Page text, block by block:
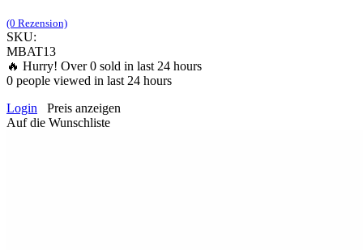
(0 Rezension)
SKU:
MBAT13
🔥 Hurry! Over0 sold in last 24 hours
0 people viewed in last 24 hours
Login
Preis anzeigen
Auf die Wunschliste